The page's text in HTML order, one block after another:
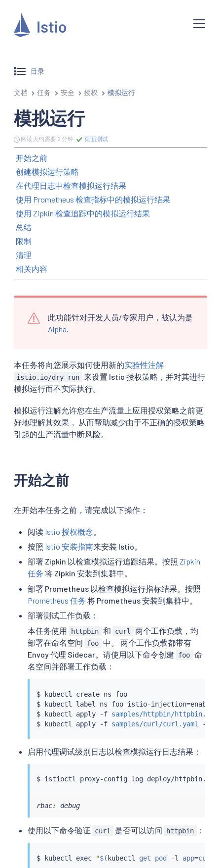
目录
文档 任务 安全 授权 模拟运行
模拟运行
阅读大约需要 2 分钟 页面测试
开始之前
创建模拟运行策略
在代理日志中检查模拟运行结果
使用 Prometheus 检查指标中的模拟运行结果
使用 Zipkin 检查追踪中的模拟运行结果
总结
限制
清理
相关内容
此功能针对开发人员/专家用户，被认为是
Alpha
本任务将向您展示如何使用新的实验性注解
istio.io/dry-run 来设置 Istio 授权策略，并对其进行
模拟运行而不实际执行。
模拟运行注解允许您在生产流量上应用授权策略之前更
好地理解其效果， 从而帮助减少由于不正确的授权策略
引起的生产流量中断风险。
开始之前
在开始本任务之前，请完成以下操作：
阅读 Istio 授权概念
按照 Istio 安装指南来安装 Istio。
部署 Zipkin 以检查模拟运行追踪结果。按照 Zipkin
任务 将 Zipkin 安装到集群中。
部署 Prometheus 以检查模拟运行指标结果。按照
Prometheus 任务 将 Prometheus 安装到集群中。
部署测试工作负载：
本任务使用
httpbin 和 curl
两个工作负载，均
部署在命名空间
foo 中。 两个工作负载都带有
Envoy 代理 Sidecar。请使用以下命令创建
foo 命
名空间并部署工作负载：
$ kubectl
create ns foo
$ kubectl label ns foo istio-injection=enabled
$ kubectl apply -f samples/httpbin/
$ kubectl apply -f samples/curl/curl.yaml
启用代理调试级别日志以检查模拟运行日志结果：
$ istioctl proxy-config log deploy/
rbac: debug
使用以下命令验证 curl 是否可以访问 httpbin ：
$ kubectl exec "$( kubectl get pod -l app=curl -